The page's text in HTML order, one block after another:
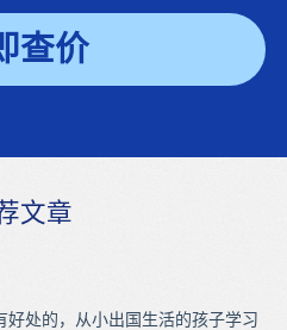
查价
文章
处的，从小出国生活的孩子学习